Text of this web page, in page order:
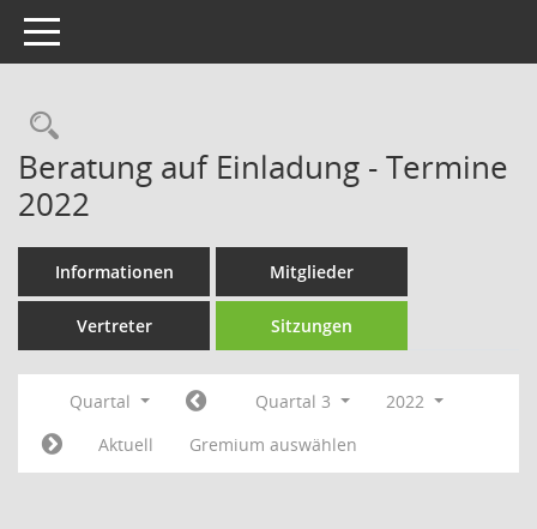
Toggle navigation
Rechercheauswahl
Beratung auf Einladung - Termine
2022
Informationen Mitglieder
Vertreter Sitzungen
Quartal Quartal 3
2022
Aktuell
Gremium auswählen